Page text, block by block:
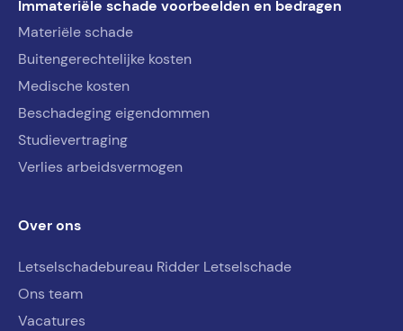
Immateriële schade voorbeelden en bedragen
Materiële schade
Buitengerechtelijke kosten
Medische kosten
Beschadeging eigendommen
Studievertraging
Verlies arbeidsvermogen
Over ons
Letselschadebureau Ridder Letselschade
Ons team
Vacatures